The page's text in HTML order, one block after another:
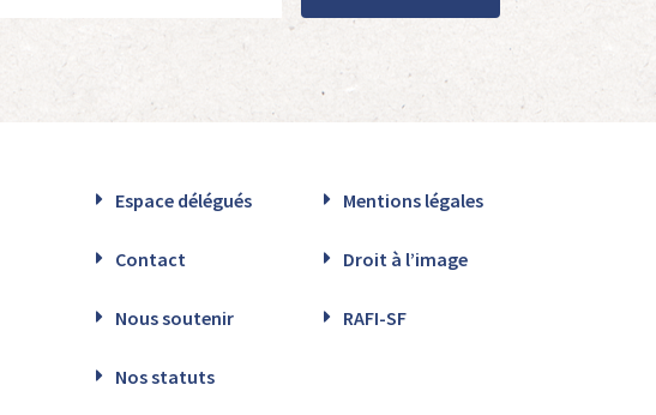
Espace délégués Mentions légales
Contact Droit à l’image
Nous soutenir RAFI-SF
Nos statuts